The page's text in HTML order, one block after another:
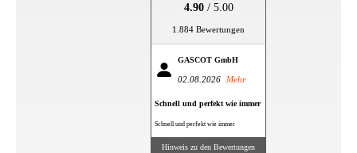
4.90 / 5.00
1.884 Bewertungen
GASCOT GmbH
02.08.2026 Mehr
Schnell und perfekt wie immer
Schnell und perfekt wie immer
Hinweis zu den Bewertungen